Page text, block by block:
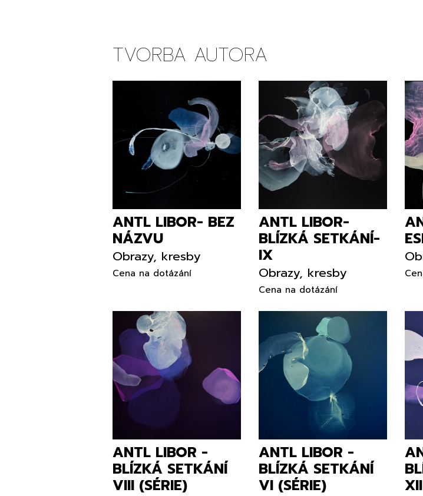
TVORBA AUTORA
ANTL LIBOR- BEZ
NÁZVU
Obrazy, kresby
Cena na dotázání
ANTL LIBOR-
BLÍZKÁ SETKÁNÍ-
IX
Obrazy, kresby
Cena na dotázání
ANTL LIBOR -
BLÍZKÁ SETKÁNÍ
VIII (SÉRIE)
ANTL LIBOR -
BLÍZKÁ SETKÁNÍ
VI (SÉRIE)